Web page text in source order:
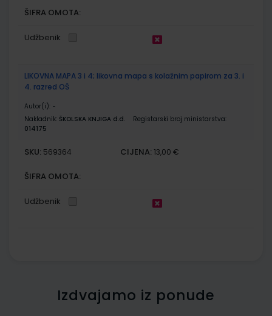
ŠIFRA OMOTA:
Udžbenik
LIKOVNA MAPA 3 i 4; likovna mapa s kolažnim papirom za 3. i
4. razred OŠ
Autor(i): -
Nakladnik: ŠKOLSKA KNJIGA d.d.
Registarski broj ministarstva:
014175
SKU: 569364 CIJENA: 13,00 €
ŠIFRA OMOTA:
Udžbenik
Izdvajamo iz ponude